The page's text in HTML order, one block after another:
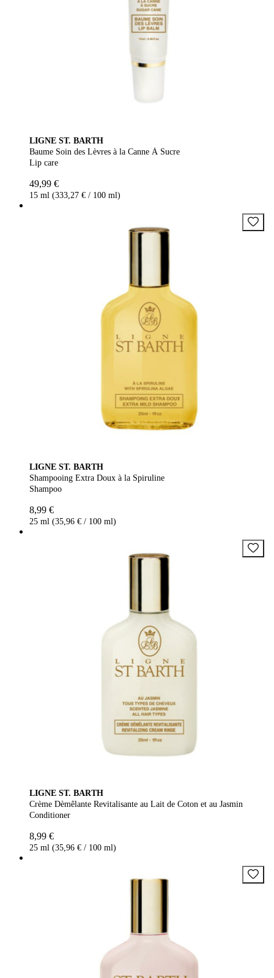
LIGNE ST. BARTH
Baume Soin des Lèvres à la Canne À Sucre
Lip care
49,99 €
15 ml (333,27 € / 100 ml)
LIGNE ST. BARTH
Shampooing Extra Doux à la Spiruline
Shampoo
8,99 €
25 ml (35,96 € / 100 ml)
LIGNE ST. BARTH
Crème Dèmêlante Revitalisante au Lait de Coton et au Jasmin
Conditioner
8,99 €
25 ml (35,96 € / 100 ml)